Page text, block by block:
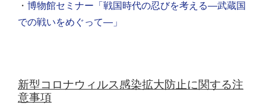
・ 博物館セミナー「戦国時代の忍びを考える—武蔵国
での戦いをめぐって—」
新型コロナウィルス感染拡大防止に関する注
意事項